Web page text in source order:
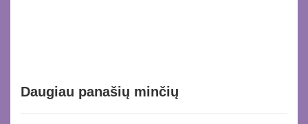
Daugiau panašių minčių